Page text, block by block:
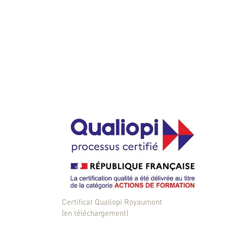
Certificat Qualiopi Royaumont
(en téléchargement)